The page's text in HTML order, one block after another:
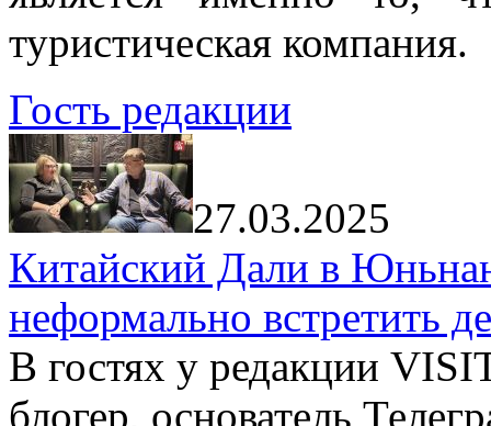
туристическая компания.
Гость редакции
27.03.2025
Китайский Дали в
неформально встретить
В гостях у редакции
блогер, основатель